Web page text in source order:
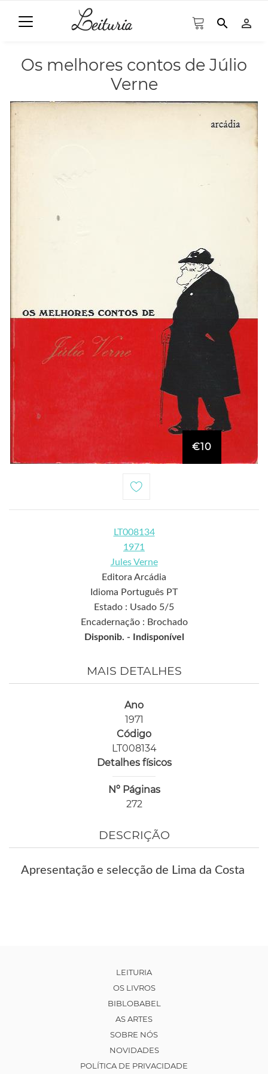
search person_outline
Os melhores contos de Júlio
Verne
€10
LT008134
1971
Jules Verne
Editora Arcádia
Idioma Português PT
Estado : Usado 5/5
Encadernação : Brochado
Disponib. -
Indisponível
MAIS DETALHES
Ano
1971
Código
LT008134
Detalhes físicos
Nº Páginas
272
DESCRIÇÃO
Apresentação e selecção de Lima da Costa
LEITURIA
OS LIVROS
BIBLOBABEL
AS ARTES
SOBRE NÓS
NOVIDADES
POLÍTICA DE PRIVACIDADE